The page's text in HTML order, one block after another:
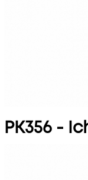
PK356 -